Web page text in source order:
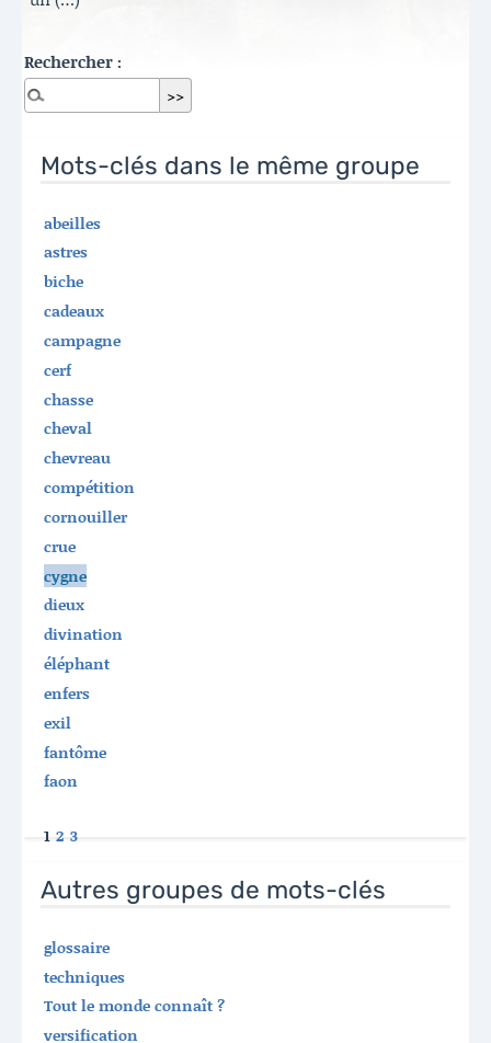
Rechercher :
Mots-clés dans le même groupe
abeilles
astres
biche
cadeaux
campagne
cerf
chasse
cheval
chevreau
compétition
cornouiller
crue
cygne
dieux
divination
éléphant
enfers
exil
fantôme
faon
1 2 3
Autres groupes de mots-clés
glossaire
techniques
Tout le monde connaît ?
versification